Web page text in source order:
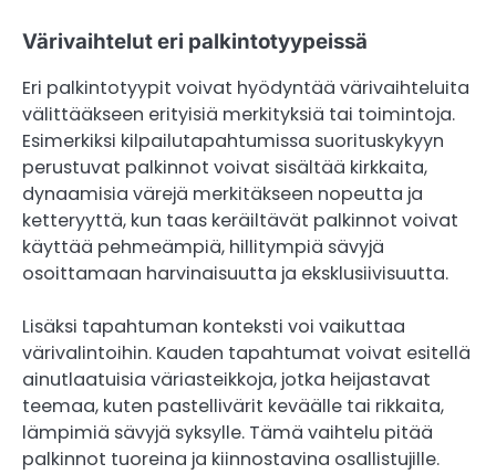
Värivaihtelut eri palkintotyypeissä
Eri palkintotyypit voivat hyödyntää värivaihteluita
välittääkseen erityisiä merkityksiä tai toimintoja.
Esimerkiksi kilpailutapahtumissa suorituskykyyn
perustuvat palkinnot voivat sisältää kirkkaita,
dynaamisia värejä merkitäkseen nopeutta ja
ketteryyttä, kun taas keräiltävät palkinnot voivat
käyttää pehmeämpiä, hillitympiä sävyjä
osoittamaan harvinaisuutta ja eksklusiivisuutta.
Lisäksi tapahtuman konteksti voi vaikuttaa
värivalintoihin. Kauden tapahtumat voivat esitellä
ainutlaatuisia väriasteikkoja, jotka heijastavat
teemaa, kuten pastellivärit keväälle tai rikkaita,
lämpimiä sävyjä syksylle. Tämä vaihtelu pitää
palkinnot tuoreina ja kiinnostavina osallistujille.